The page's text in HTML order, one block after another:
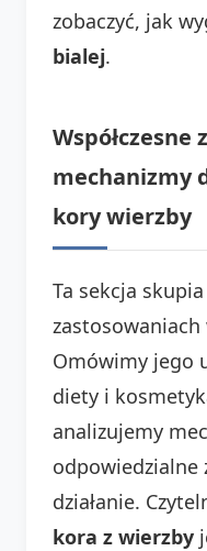
zobaczyć, jak
bialej.
Współczesne
mechanizmy
kory wierzby
Ta sekcja
zastosowaniach
Omówimy jego
diety i
analizujemy
odpowiedzialne
działanie.
kora z wierzby